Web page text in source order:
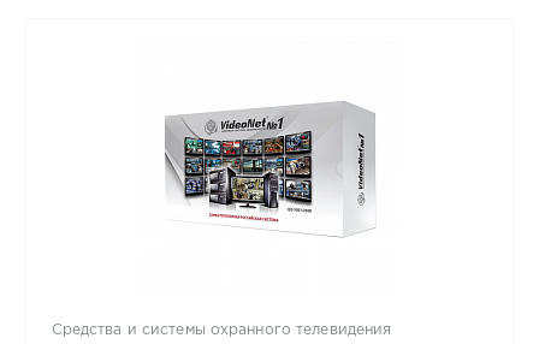
Средства и системы охранного телевидения